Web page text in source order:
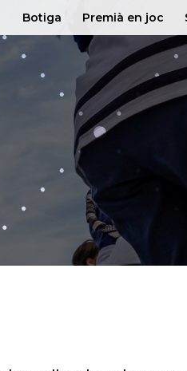
Botiga Premià en joc